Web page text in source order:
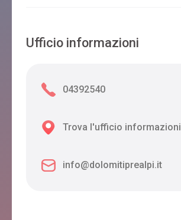
Ufficio informazioni
04392540
Trova l'ufficio informazioni
info@dolomitiprealpi.it